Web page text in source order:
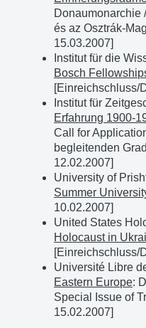
Donaumonarchie
és az Osztrák-
15.03.2007]
Institut für die
Bosch
[Einreichschluss/
Institut für
Erfahrung 1900-
Call for
begleitenden
12.02.2007]
University of
Summer
10.02.2007]
United States
Holocaust in
[Einreichschluss/
Université Libre
Eastern Europe:
Special Issue of
15.02.2007]